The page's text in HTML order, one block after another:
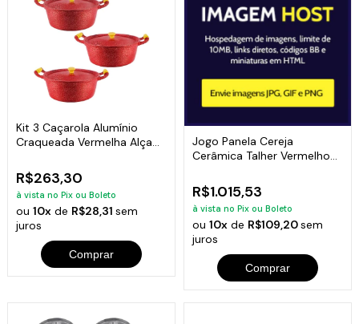
Kit 3 Caçarola Alumínio
Craqueada Vermelha Alça
R$263,30
à vista no Pix ou Boleto
ou10x de R$28,31sem
juros
Comprar
Jogo Panela Cereja
Cerâmica Talher Vermelho
R$1.015,53
à vista no Pix ou Boleto
ou 10xde R$109,20sem
juros
Comprar